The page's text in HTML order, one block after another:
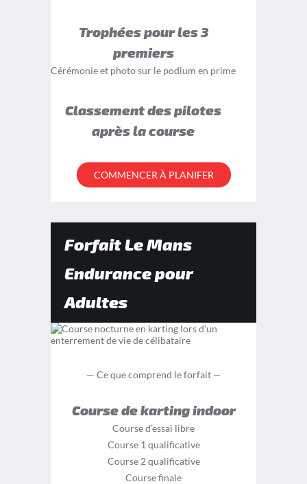
Trophées pour les 3
premiers
Cérémonie et photo sur le podium en prime
Classement des pilotes
après la course
COMMENCER À PLANIFER
Forfait Le Mans
Endurance pour
Adultes
— Ce que comprend le forfait —
Course de karting indoor
Course d’essai libre
Course 1 qualificative
Course 2 qualificative
Course finale